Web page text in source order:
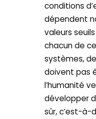
conditions
dépendent
valeurs
chacun de
systèmes,
doivent pas
l’humanité
développer
sûr, c’est-à-